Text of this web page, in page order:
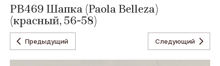
Oxygon
Коллекция
Коллекция
PB469 Шапка (Paola Belleza)
(красный, 56-58)
Предыдущий Следующий